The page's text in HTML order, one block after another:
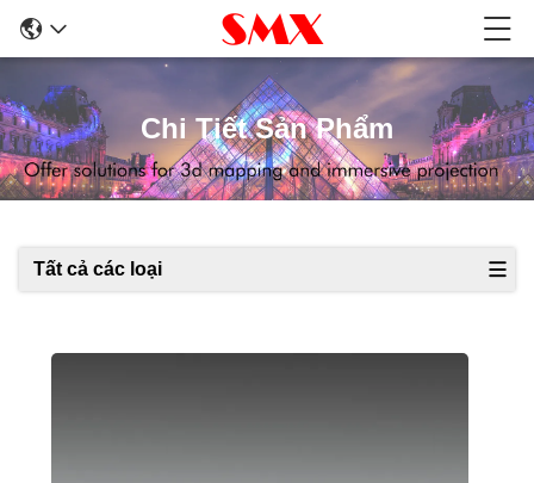
Chi Tiết Sản Phẩm
Tất cả các loại